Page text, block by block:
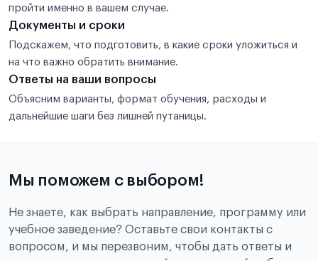
пройти именно в вашем случае.
Документы и сроки
Подскажем, что подготовить, в какие сроки уложиться и
на что важно обратить внимание.
Ответы на ваши вопросы
Объясним варианты, формат обучения, расходы и
дальнейшие шаги без лишней путаницы.
Мы поможем с выбором!
Не знаете, как выбрать направление, программу или
учебное заведение? Оставьте свои контакты с
вопросом, и мы перезвоним, чтобы дать ответы и